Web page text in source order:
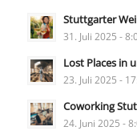
Stuttgarter
31. Juli 2025 -
Lost Places in
23. Juli 2025 -
Coworking
24. Juni 2025 -